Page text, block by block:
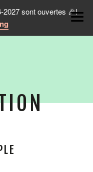
2027 sont ouvertes 🎉!